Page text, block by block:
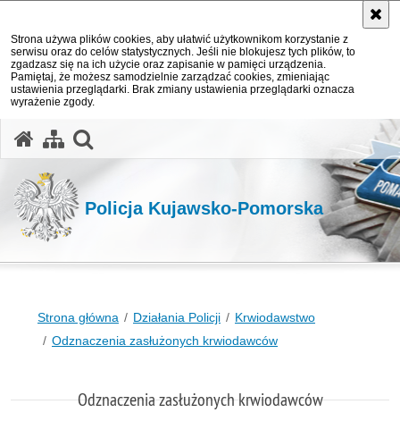
Strona używa plików cookies, aby ułatwić użytkownikom korzystanie z
serwisu oraz do celów statystycznych. Jeśli nie blokujesz tych plików, to
zgadzasz się na ich użycie oraz zapisanie w pamięci urządzenia.
Pamiętaj, że możesz samodzielnie zarządzać cookies, zmieniając
ustawienia przeglądarki. Brak zmiany ustawienia przeglądarki oznacza
wyrażenie zgody.
Policja Kujawsko-Pomorska
Strona główna Działania Policji
Krwiodawstwo
Odznaczenia zasłużonych krwiodawców
Odznaczenia zasłużonych krwiodawców